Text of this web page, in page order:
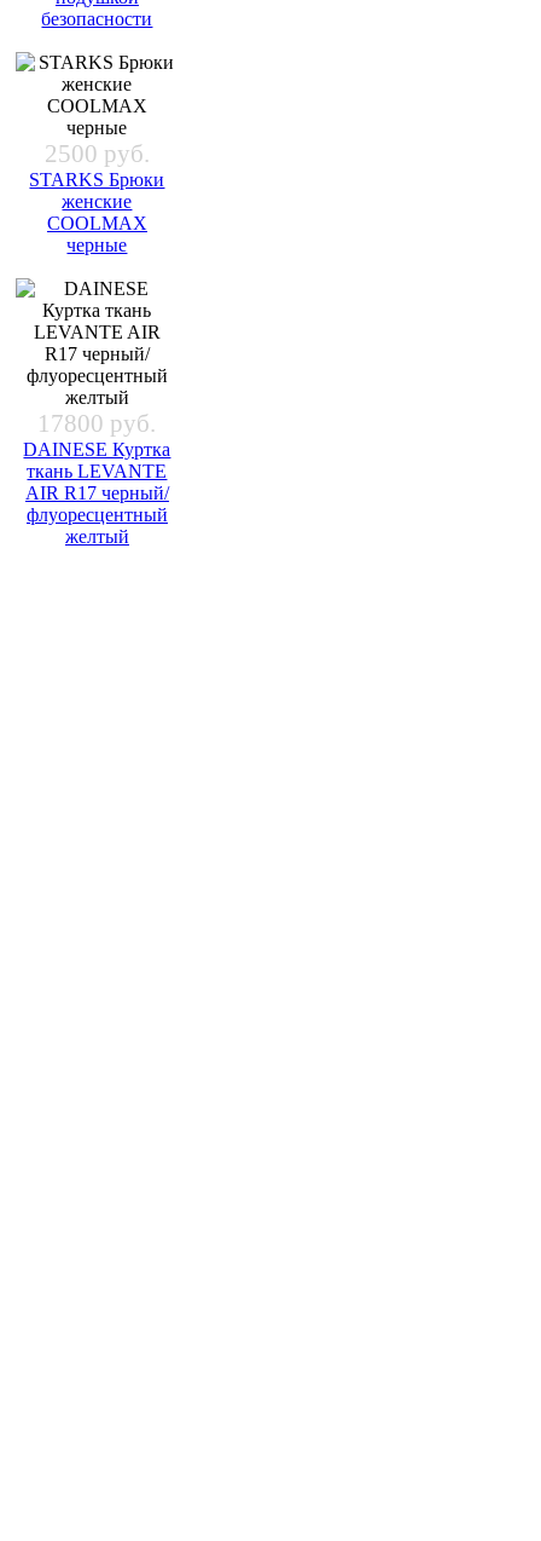
безопасности
2500 руб.
STARKS Брюки
женские
COOLMAX
черные
17800 руб.
DAINESE Куртка
ткань LEVANTE
AIR R17 черный/
флуоресцентный
желтый